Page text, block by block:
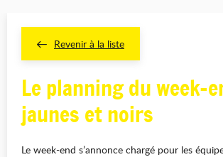
Revenir à la liste
Le planning du week-
jaunes et noirs
Le week-end s’annonce chargé pour les